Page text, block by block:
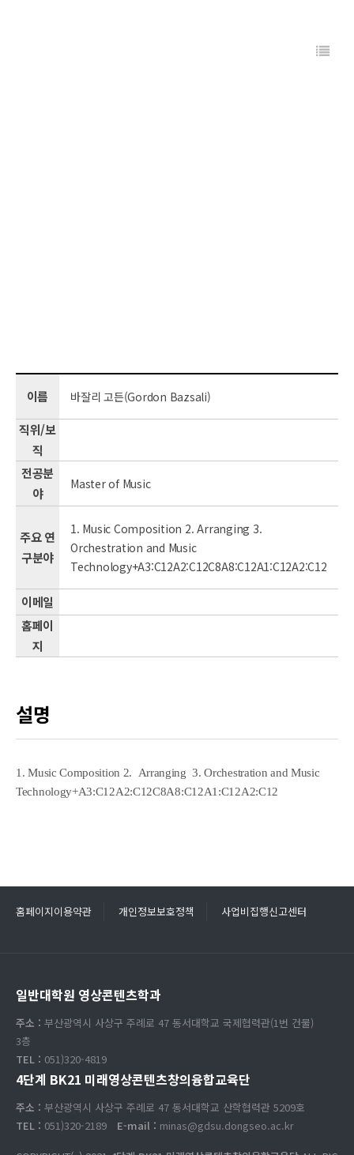
이름 바잘리 고든(Gordon Bazsali)
직위/보
직
전공분
야
Master of Music
주요 연
구분야
1. Music Composition 2. Arranging 3.
Orchestration and Music
Technology+A3:C12A2:C12C8A8:C12A1:C12A2:C12
이메일
홈페이
지
설명
1. Music Composition 2. Arranging 3. Orchestration and Music
Technology+A3:C12A2:C12C8A8:C12A1:C12A2:C12
홈페이지이용약관 개인정보보호정책 사업비집행신고센터
일반대학원 영상콘텐츠학과
주소 : 부산광역시 사상구 주례로 47 동서대학교 국제협력관(1번 건물)
3층
TEL : 051)320-4819
4단계 BK21 미래영상콘텐츠창의융합교육단
주소 : 부산광역시 사상구 주례로 47 동서대학교 산학협력관 5209호
TEL : 051)320-2189 E-mail : minas@gdsu.dongseo.ac.kr